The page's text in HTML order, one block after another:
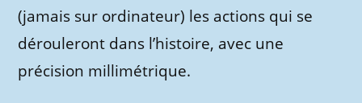
(jamais sur ordinateur) les actions qui se
dérouleront dans l’histoire, avec une
précision millimétrique.